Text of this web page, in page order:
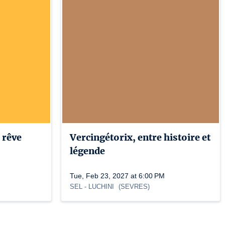
rêve
Vercingétorix, entre histoire et
légende
Tue, Feb 23, 2027 at 6:00 PM
SEL - LUCHINI (SEVRES)